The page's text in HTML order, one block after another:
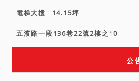
同辦理移轉時
應符合無自
九、本標錦
1449-1地號
電梯大樓 14.15坪
五濱路一段136巷22號2樓之10
公